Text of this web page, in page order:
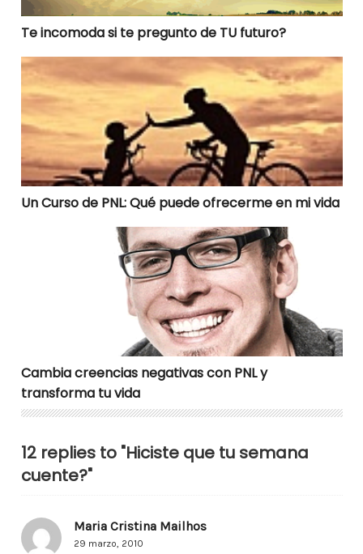
Te incomoda si te pregunto de TU futuro?
Un Curso de PNL: Qué puede ofrecerme en mi vida
Un Curso de PNL: Qué puede ofrecerme en mi vida
Cambia creencias negativas con PNL y transforma tu
Cambia creencias negativas con PNL y
transforma tu vida
12 replies to "Hiciste que tu semana
cuente?"
Maria Cristina Mailhos
29 marzo, 2010